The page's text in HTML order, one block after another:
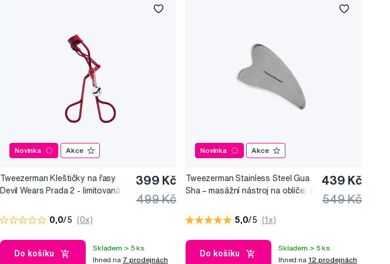
Novinka Akce
Tweezerman Kleštičky na řasy
Devil Wears Prada 2 - limitovaná
399 Kč
499 Kč
0,0/5 (0x)
Do košíku
Skladem > 5 ks
Ihned na 7 prodejnách
Novinka Akce
Tweezerman Stainless Steel Gua
Sha –⁠⁠⁠⁠⁠⁠ masážní nástroj na obličej z
439 Kč
549 Kč
5,0/5 (1x)
Do košíku
Skladem > 5 ks
Ihned na 12 prodejnách